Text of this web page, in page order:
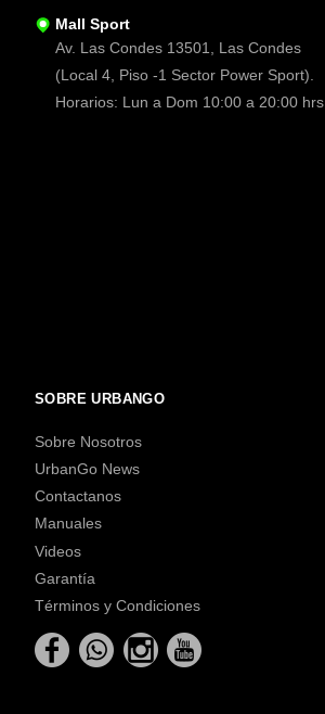
Mall Sport
Av. Las Condes 13501, Las Condes
(Local 4, Piso -1 Sector Power Sport).
Horarios: Lun a Dom 10:00 a 20:00 hrs.
SOBRE URBANGO
Sobre Nosotros
UrbanGo News
Contactanos
Manuales
Videos
Garantía
Términos y Condiciones